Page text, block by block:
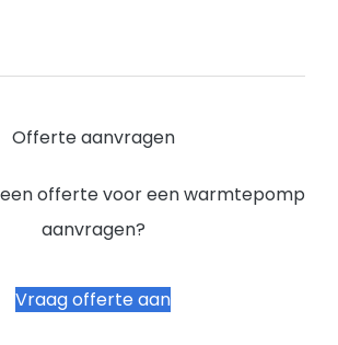
Offerte aanvragen
offerte voor een warmtepomp
aanvragen?
Vraag offerte aan